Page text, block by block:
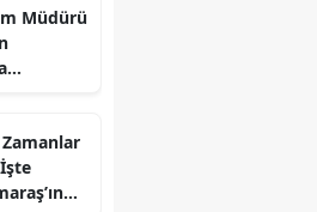
Müdürü